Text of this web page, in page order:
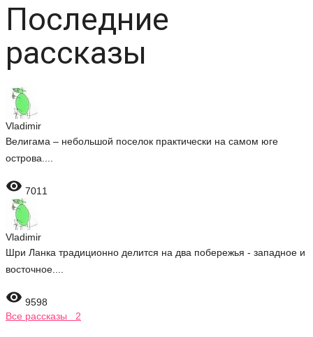
Последние
рассказы
Vladimir
Велигама – небольшой поселок практически на самом юге
острова....
 7011
Vladimir
Шри Ланка традиционно делится на два побережья - западное и
восточное....
 9598
Все рассказы 2